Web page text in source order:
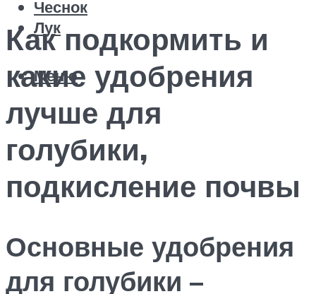
Чеснок
Лук
Меню
Как подкормить и
какие удобрения
лучше для
голубики,
подкисление почвы
Основные удобрения
для голубики –